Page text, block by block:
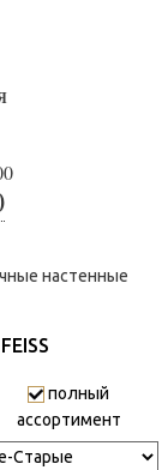
настенные
полный
ассортимент